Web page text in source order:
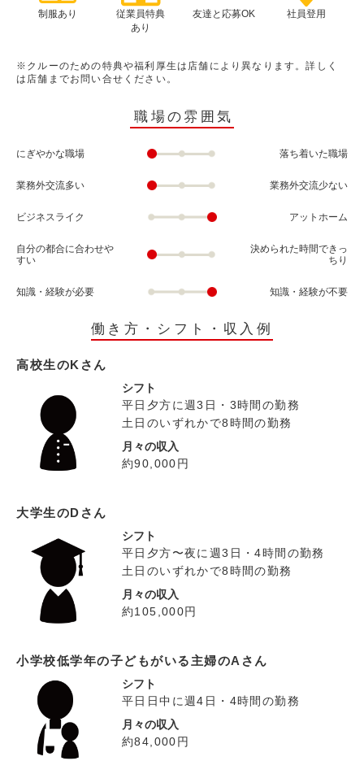
制服あり
従業員特典
あり
友達と応募OK 社員登用
※クルーのための特典や福利厚生は店舗により異なります。詳しく
は店舗までお問い合せください。
職場の雰囲気
にぎやかな職場 落ち着いた職場
業務外交流多い 業務外交流少ない
ビジネスライク アットホーム
自分の都合に合わせや
すい
決められた時間できっ
ちり
知識・経験が必要 知識・経験が不要
働き方・シフト・収入例
高校生のKさん
シフト
平日夕方に週3日・3時間の勤務
土日のいずれかで8時間の勤務
月々の収入
約90,000円
大学生のDさん
シフト
平日夕方〜夜に週3日・4時間の勤務
土日のいずれかで8時間の勤務
月々の収入
約105,000円
小学校低学年の子どもがいる主婦のAさん
シフト
平日日中に週4日・4時間の勤務
月々の収入
約84,000円